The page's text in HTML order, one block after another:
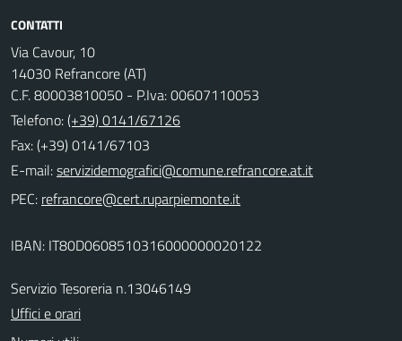
CONTATTI
Via Cavour, 10
14030 Refrancore (AT)
C.F. 80003810050 - P.Iva: 00607110053
Telefono:(+39) 0141/67126
Fax: (+39) 0141/67103
E-mail:
PEC:
IBAN: IT80D0608510316000000020122
Servizio Tesoreria n.13046149
Uffici e orari